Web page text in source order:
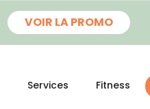
VOIR LA PROMO
Services Fitness